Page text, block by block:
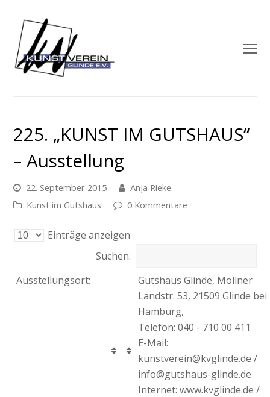
225. „KUNST IM GUTSHAUS“
– Ausstellung
22. September 2015
Anja Rieke
Kunst im Gutshaus
0 Kommentare
Einträge anzeigen
Suchen:
Ausstellungsort:
Gutshaus Glinde, Möllner
Landstr. 53, 21509 Glinde bei
Hamburg,
Telefon: 040 - 710 00 411
E-Mail:
kunstverein@kvglinde.de /
info@gutshaus-glinde.de
Internet: www.kvglinde.de /